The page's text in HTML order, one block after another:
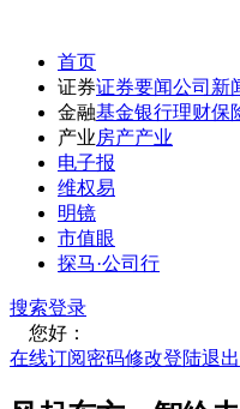
首页
证券证券要闻公司新
金融基金银行理财保
产业房产产业
电子报
维权易
明镜
市值眼
探马·公司行
搜索登录
您好：
在线订阅密码修改登陆退出